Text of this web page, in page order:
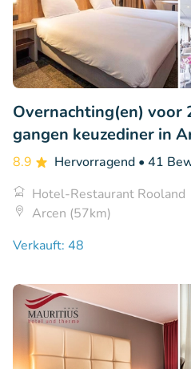
Overnachting(en) voor
gangen keuzediner in
8.9 Hervorragend • 41
Hotel-Restaurant Rooland
Arcen (57km)
Verkauft: 48